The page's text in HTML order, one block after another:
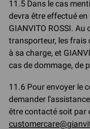
11.5 Dans le cas
devra être effectué
GIANVITO ROSSI.
transporteur, les frais
à sa charge, et
cas de dommage, de
11.6 Pour envoyer le
demander
être contacté soit par